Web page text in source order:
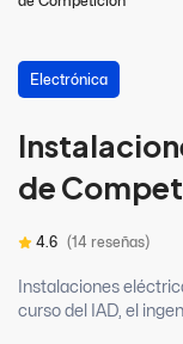
Electrónica
de
4.6 (14 reseñas)
Instalaciones
curso del IAD, el